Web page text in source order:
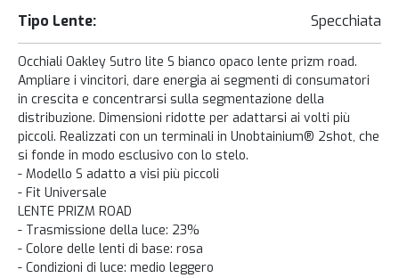
Tipo Lente: Specchiata
Occhiali Oakley Sutro lite S bianco opaco lente prizm road.
Ampliare i vincitori, dare energia ai segmenti di consumatori
in crescita e concentrarsi sulla segmentazione della
distribuzione. Dimensioni ridotte per adattarsi ai volti più
piccoli. Realizzati con un terminali in Unobtainium® 2shot, che
si fonde in modo esclusivo con lo stelo.
- Modello S adatto a visi più piccoli
- Fit Universale
LENTE PRIZM ROAD
- Trasmissione della luce: 23%
- Colore delle lenti di base: rosa
- Condizioni di luce: medio leggero